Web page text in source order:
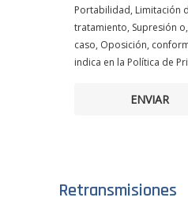
Portabilidad, Limitación
tratamiento, Supresión
caso, Oposición,
indica en la Política de
ENVIAR
Retransmisiones